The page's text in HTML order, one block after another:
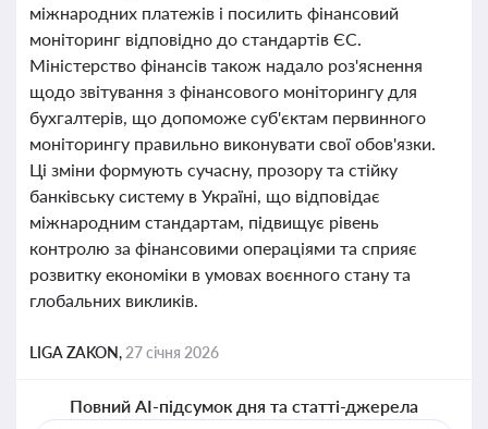
міжнародних платежів і посилить фінансовий
моніторинг відповідно до стандартів ЄС.
Міністерство фінансів також надало роз'яснення
щодо звітування з фінансового моніторингу для
бухгалтерів, що допоможе суб'єктам первинного
моніторингу правильно виконувати свої обов'язки.
Ці зміни формують сучасну, прозору та стійку
банківську систему в Україні, що відповідає
міжнародним стандартам, підвищує рівень
контролю за фінансовими операціями та сприяє
розвитку економіки в умовах воєнного стану та
глобальних викликів.
LIGA ZAKON, 27 січня 2026
Повний AI-підсумок дня та статті-джерела